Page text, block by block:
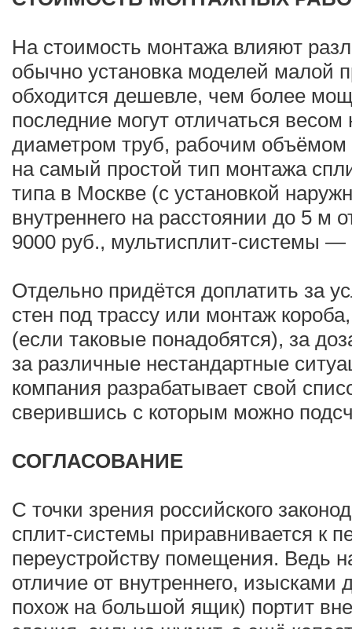
На стоимость монтажа влияют
обычно установка моделей малой
обходится дешевле, чем более
последние могут отличаться весом
диаметром труб, рабочим объёмом
на самый простой тип монтажа
типа в Москве (с установкой
внутреннего на расстоянии до 5 м
9000 руб., мультисплит-системы
Отдельно придётся доплатить за
стен под трассу или монтаж
(если таковые понадобятся), за
за различные нестандартные
компания разрабатывает свой
сверившись с которым можно
СОГЛАСОВАНИЕ
С точки зрения российского
сплит-системы приравнивается к
переустройству помещения. Ведь
отличие от внутреннего, изысками
похож на большой ящик) портит